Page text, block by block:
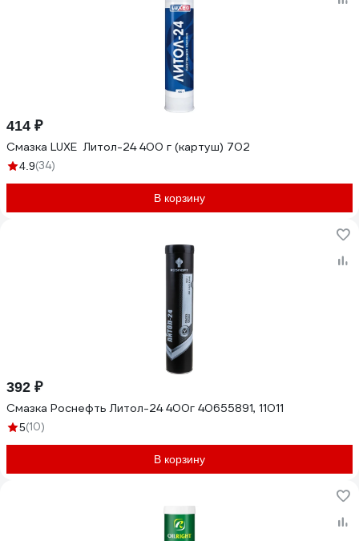
414 ₽
Смазка LUXЕ Литол-24 400 г (картуш) 702
4.9(34)
В корзину
392 ₽
Смазка Роснефть Литол-24 400г 40655891, 11011
5(10)
В корзину